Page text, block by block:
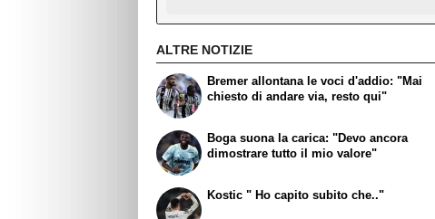
ALTRE NOTIZIE
Bremer allontana le voci d'addio: "Mai
chiesto di andare via, resto qui"
Boga suona la carica: "Devo ancora
dimostrare tutto il mio valore"
Kostic " Ho capito subito che.."